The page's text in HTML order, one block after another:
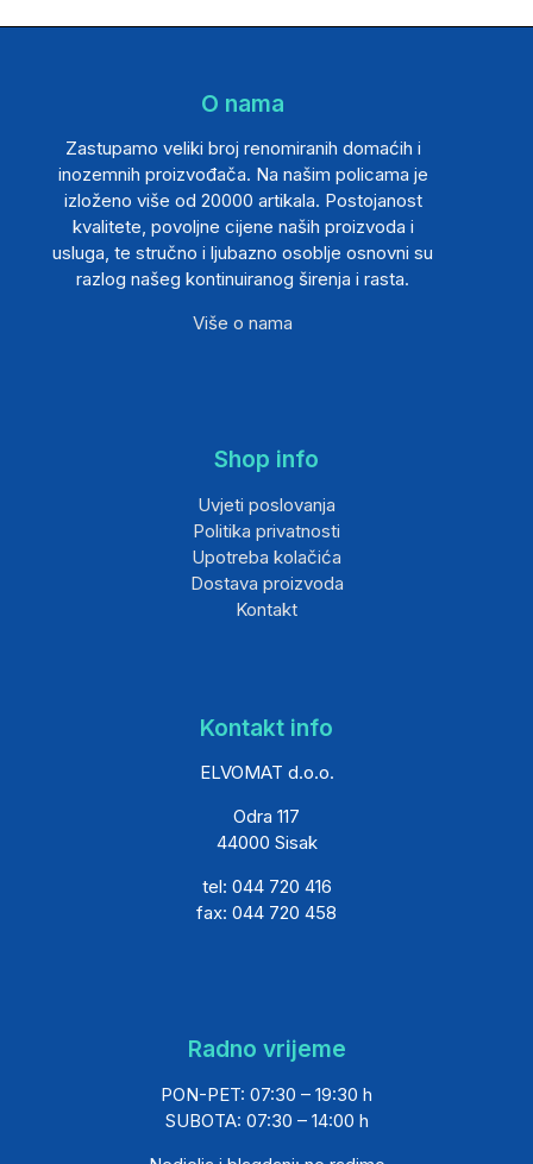
O nama
Zastupamo veliki broj renomiranih domaćih i
inozemnih proizvođača. Na našim policama je
izloženo više od 20000 artikala. Postojanost
kvalitete, povoljne cijene naših proizvoda i
usluga, te stručno i ljubazno osoblje osnovni su
razlog našeg kontinuiranog širenja i rasta.
Više o nama
Shop info
Uvjeti poslovanja
Politika privatnosti
Upotreba kolačića
Dostava proizvoda
Kontakt
Kontakt info
ELVOMAT d.o.o.
Odra 117
44000 Sisak
tel: 044 720 416
fax: 044 720 458
Radno vrijeme
PON-PET: 07:30 – 19:30 h
SUBOTA: 07:30 – 14:00 h